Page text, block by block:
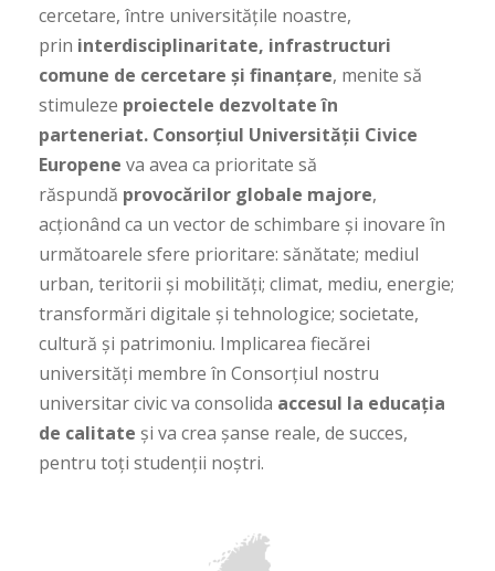
cercetare, între universitățile noastre,
prin interdisciplinaritate, infrastructuri
comune de cercetare și finanțare, menite să
stimuleze proiectele dezvoltate în
parteneriat. Consorțiul Universității Civice
Europene va avea ca prioritate să
răspundă provocărilor globale majore,
acţionând ca un vector de schimbare și inovare în
următoarele sfere prioritare: sănătate; mediul
urban, teritorii și mobilități; climat, mediu, energie;
transformări digitale și tehnologice; societate,
cultură și patrimoniu. Implicarea fiecărei
universităţi membre în Consorțiul nostru
universitar civic va consolida accesul la educația
de calitate și va crea șanse reale, de succes,
pentru toți studenții noștri.